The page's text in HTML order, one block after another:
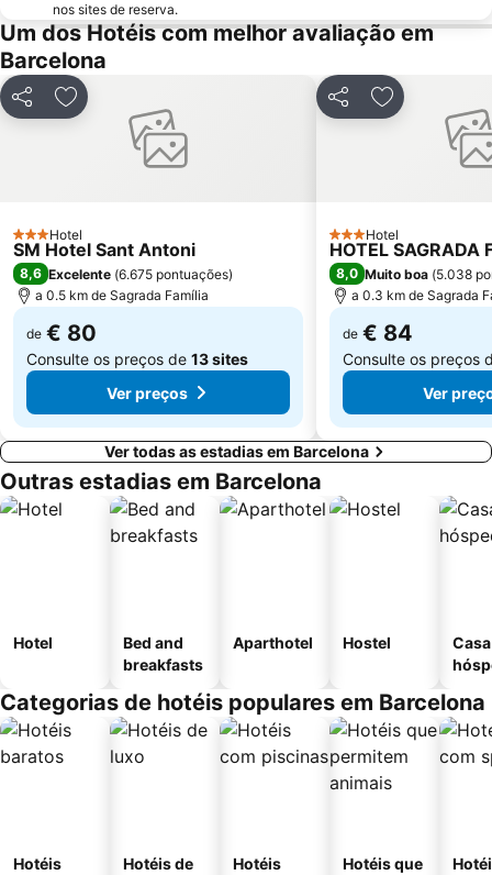
Parque da Ciutadella
Mar Bella
Montjuïc
Arco do Triunfo
Recinto Ferial Gran Vía
Distrito Sarrià-Sant Gervasi
Sants-Montjuïc
Mercado da Boqueria
Gran Via de les Corts Catalans
nos sites de reserva.
Um dos Hotéis com melhor avaliação em
Barcelona
PartilharAdicionar aos favoritos
3 Estrelas
Hotel
SM Hotel Sant Antoni
8,6 Excelente (6.675 pontuações)
a 0.5 km de Sagrada Família
de € 80
Consulte os preços de 13 sites
Ver preços
PartilharAdicionar
3 Estrelas
Hotel
HOTEL SAGRADA
8,0 Muito boa (5.038
a 0.3 km de Sagrada
de € 84
Consulte os preços
Ver
Ver todas as estadias em Barcelona
Outras estadias em Barcelona
Hotel
Bed and
breakfasts
Aparthotel Hostel
Categorias de hotéis populares em Barcelona
Hotéis
Hotéis de
Hotéis
Hotéis que